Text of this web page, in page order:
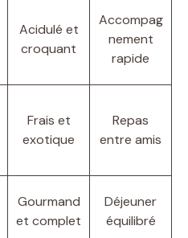
Acidulé et
croquant
Accompag
nement
rapide
Frais et
exotique
Repas
entre amis
Gourmand
et complet
Déjeuner
équilibré